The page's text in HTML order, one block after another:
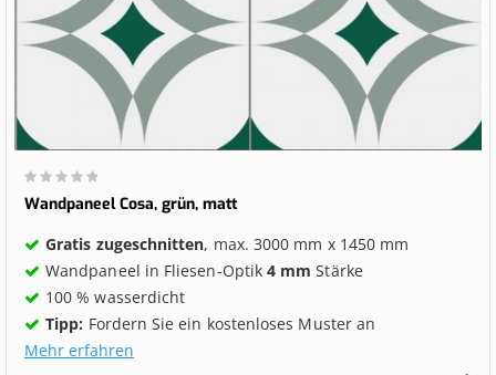
Wertung:
0%
Wandpaneel Cosa, grün, matt
Gratis zugeschnitten, max. 3000 mm x 1450 mm
Wandpaneel in Fliesen-Optik4 mm Stärke
100 % wasserdicht
Tipp: Fordern Sie ein kostenloses Muster an
Mehr erfahren